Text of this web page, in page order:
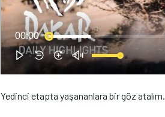
00:00
Yedinci etapta yaşananlara bir göz atalım.